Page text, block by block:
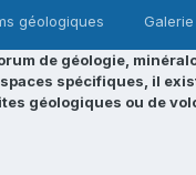
géologiques Galerie
de géologie,
spécifiques, il
géologiques ou de